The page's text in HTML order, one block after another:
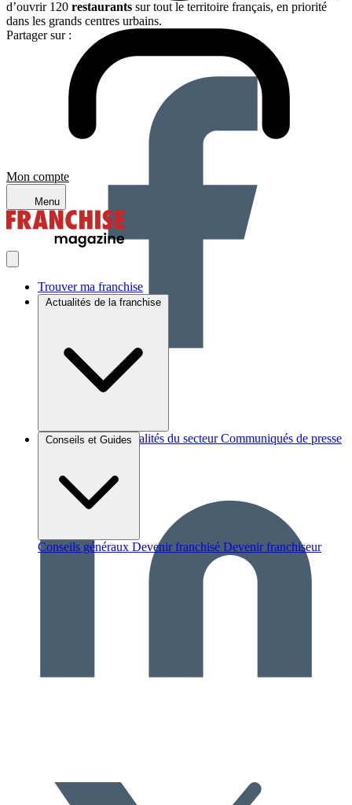
Mon compte
Menu
Trouver ma franchise
Actualités de la franchise
Brèves et actus Actualités du secteur Communiqués de presse
Conseils et Guides
Conseils généraux Devenir franchisé Devenir franchiseur
d’ouvrir 120 restaurants sur tout le territoire français, en priorité
dans les grands centres urbains.
Partager sur :